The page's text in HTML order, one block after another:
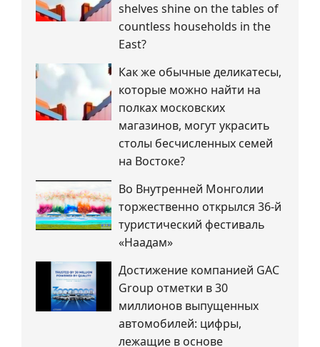
shelves shine on the tables of
countless households in the
East?
Как же обычные деликатесы,
которые можно найти на
полках московских
магазинов, могут украсить
столы бесчисленных семей
на Востоке?
Во Внутренней Монголии
торжественно открылся 36-й
туристический фестиваль
«Наадам»
Достижение компанией GAC
Group отметки в 30
миллионов выпущенных
автомобилей: цифры,
лежащие в основе